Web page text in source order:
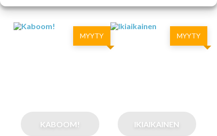
MYYTY
KABOOM!
MYYTY
IKIAIKAINEN